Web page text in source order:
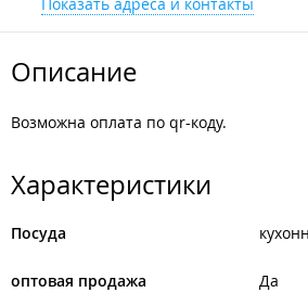
Описание
Возможна оплата по qr-коду.
Характеристики
Посуда
оптовая продажа Да